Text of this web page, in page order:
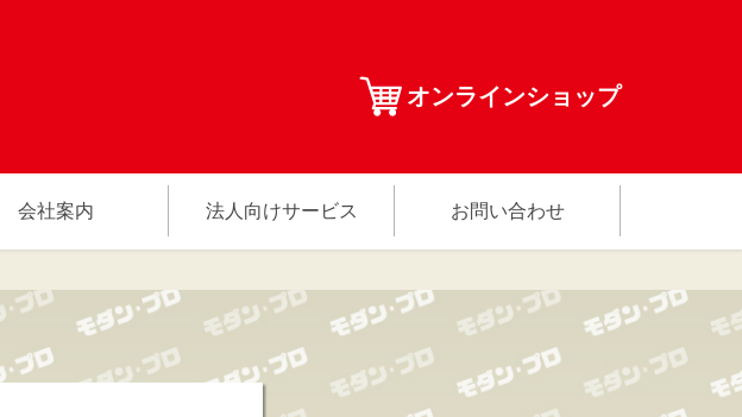
オンラインショップ
会社案内 法人向けサービス お問い合わせ